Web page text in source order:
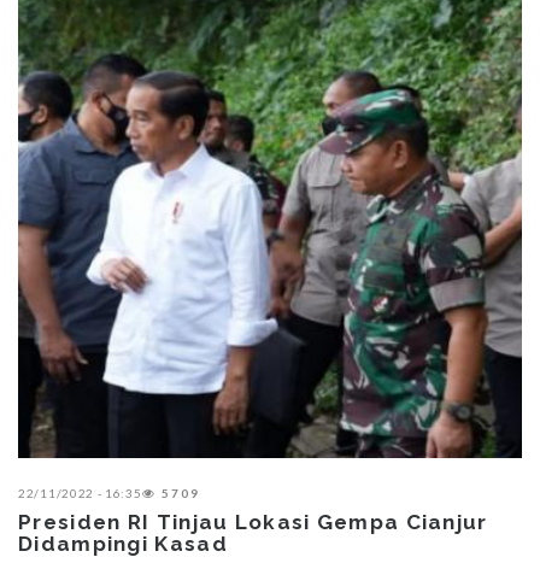
22/11/2022 - 16:35 5709
Presiden RI Tinjau Lokasi Gempa Cianjur
Didampingi Kasad